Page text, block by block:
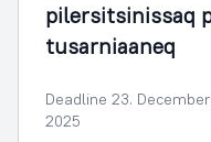
pilersitsinissaq
tusarniaaneq
Deadline 23. December
2025